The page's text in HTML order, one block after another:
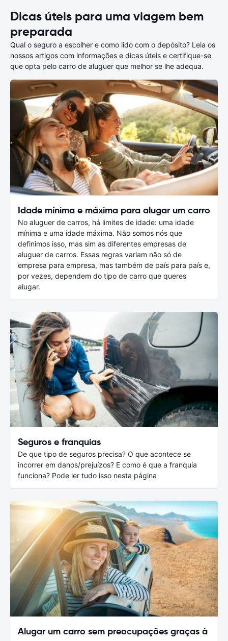
Dicas úteis para uma viagem bem
preparada
Qual o seguro a escolher e como lido com o depósito? Leia os
nossos artigos com informações e dicas úteis e certifique-se
que opta pelo carro de aluguer que melhor se lhe adequa.
Idade mínima e máxima para alugar um carro
No aluguer de carros, há limites de idade: uma idade
mínima e uma idade máxima. Não somos nós que
definimos isso, mas sim as diferentes empresas de
aluguer de carros. Essas regras variam não só de
empresa para empresa, mas também de país para país e,
por vezes, dependem do tipo de carro que queres
alugar.
Seguros e franquias
De que tipo de seguros precisa? O que acontece se
incorrer em danos/prejuízos? E como é que a franquia
funciona? Pode ler tudo isso nesta página
Alugar um carro sem preocupações graças à